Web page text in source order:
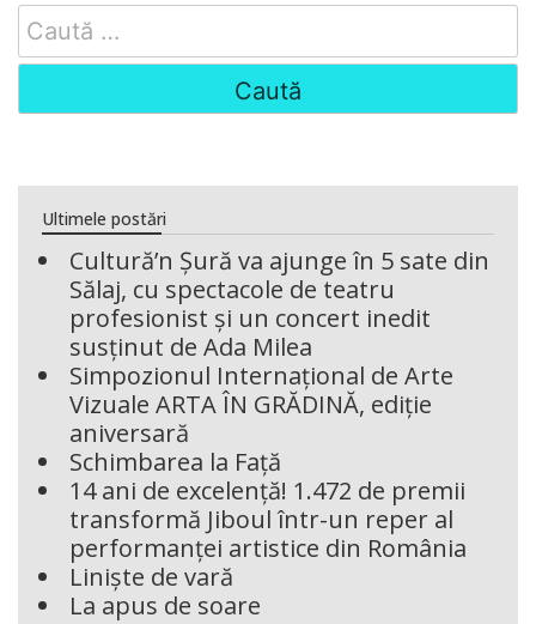
Search
for:
Ultimele postări
Cultură’n Șură va ajunge în 5 sate din
Sălaj, cu spectacole de teatru
profesionist și un concert inedit
susținut de Ada Milea
Simpozionul Internațional de Arte
Vizuale ARTA ÎN GRĂDINĂ, ediție
aniversară
Schimbarea la Față
14 ani de excelență! 1.472 de premii
transformă Jiboul într-un reper al
performanței artistice din România
Liniște de vară
La apus de soare